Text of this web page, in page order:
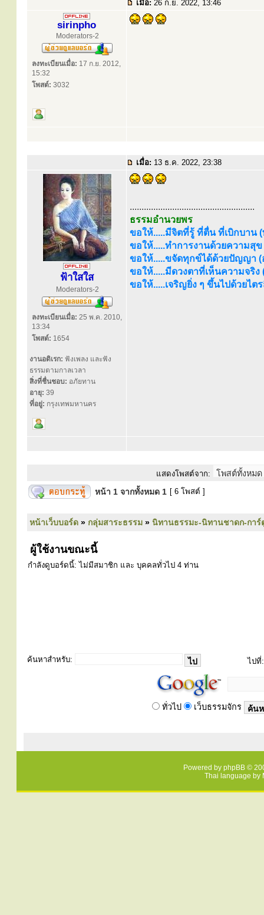
เมื่อ: 26 ก.ย. 2022, 13:46
sirinpho
Moderators-2
ลงทะเบียนเมื่อ: 17 ก.ย. 2012,
15:32
โพสต์: 3032
เมื่อ: 13 ธ.ค. 2022, 23:38
ฟ้าใสใส
Moderators-2
ลงทะเบียนเมื่อ: 25 พ.ค. 2010,
13:34
โพสต์: 1654
งานอดิเรก: ฟังเพลง และฟัง
ธรรมตามกาลเวลา
สิ่งที่ชื่นชอบ: อภัยทาน
อายุ: 39
ที่อยู่: กรุงเทพมหานคร
.....................................................
ธรรมอำนวยพร
ขอให้.....มีจิตที่รู้ ที่ตื่น ที่เบิกบาน
ขอให้.....ทำการงานด้วยความสุ
ขอให้.....ขจัดทุกข์ได้ด้วยปัญญา (
ขอให้.....มีดวงตาที่เห็นความจริ
ขอให้.....เจริญยิ่ง ๆ ขึ้นไปด้วยไ
แสดงโพสต์จาก:
หน้า 1 จากทั้งหมด 1 [ 6 โพสต์ ]
หน้าเว็บบอร์ด » กลุ่มสาระธรรม » นิทานธรรมะ-นิทานชาดก-การ์
ผู้ใช้งานขณะนี้
กำลังดูบอร์ดนี้: ไม่มีสมาชิก และ บุคคลทั่วไป 4 ท่าน
ค้นหาสำหรับ: ไปที่:
ทั่วไป เว็บธรรมจักร
Powered by phpBB ©
Thai language by